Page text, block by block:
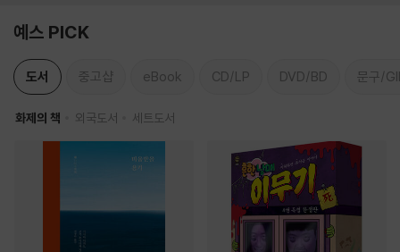
예스 PICK
도서 중고샵 eBook CD/LP DVD/BD 문구/
화제의 책 외국도서 세트도서